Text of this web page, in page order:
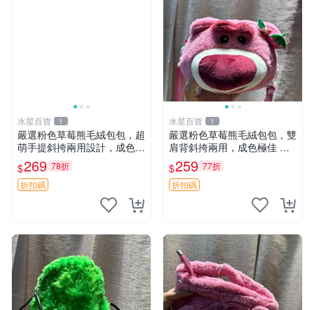
水星百貨 1
嚴選粉色草莓熊毛絨包包，超
萌手提斜挎兩用設計，成色上
佳容量大 粉紅草莓 毛絨包 超
大容量
$269 78折
折扣碼
水星百貨 1
嚴選粉色草莓熊毛絨包包，雙
肩背斜挎兩用，成色極佳 精
準關鍵詞：草莓熊 包包 毛絨
$259 77折
折扣碼